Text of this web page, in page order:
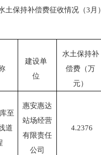
土保持补偿费征收情况（3 月）
建设单
位
水土保持补
偿费（万
元）
至
道
惠安惠达
站场经营
有限责任
公司
4.2376